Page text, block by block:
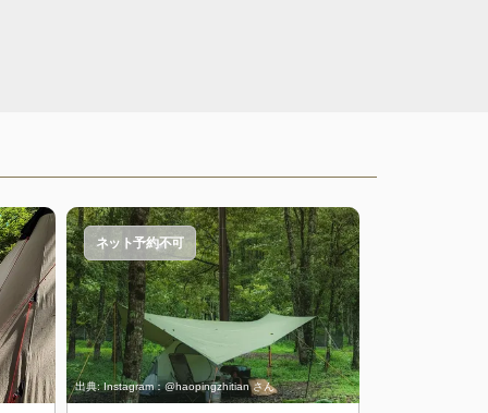
出典:Instagram：@haopingzhitian さん
ネット予約不可